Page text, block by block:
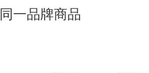
同一品牌商品